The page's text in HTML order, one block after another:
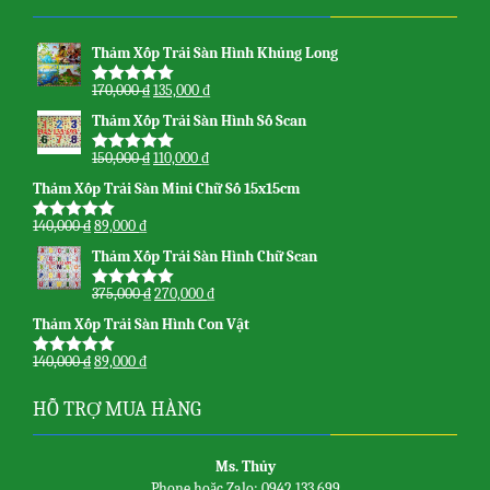
Thảm Xốp Trải Sàn Hình Khủng Long
Được xếp
sao
170,000₫135,000₫
Thảm Xốp Trải Sàn Hình Số Scan
Được xếp
sao
150,000₫110,000₫
Thảm Xốp Trải Sàn Mini Chữ Số 15x15cm
Được xếp
hạng5.00
sao
140,000₫89,000₫
Thảm Xốp Trải Sàn Hình Chữ Scan
Được xếp
sao
375,000₫270,000₫
Thảm Xốp Trải Sàn Hình Con Vật
Được xếp
sao
140,000₫89,000₫
HỖ TRỢ MUA HÀNG
Ms. Thủy